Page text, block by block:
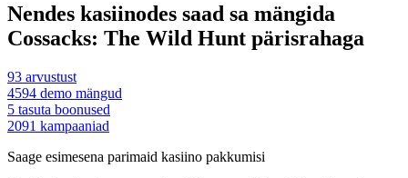
Nendes kasiinodes saad sa mängida
Cossacks: The Wild Hunt pärisrahaga
93 arvustust
4594 demo mängud
5 tasuta boonused
2091 kampaaniad
Saage esimesena parimaid kasiino pakkumisi